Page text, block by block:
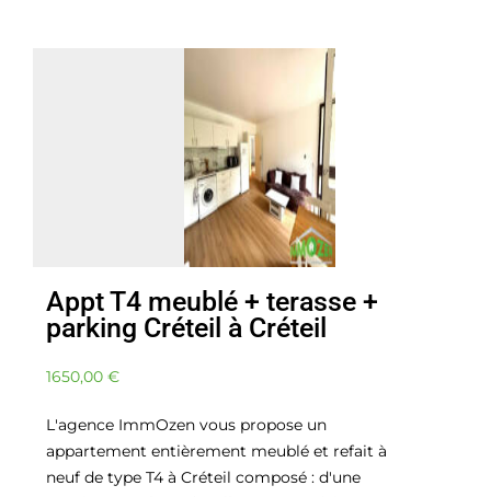
Appt T4 meublé + terasse +
parking Créteil à Créteil
1650,00 €
L'agence ImmOzen vous propose un
appartement entièrement meublé et refait à
neuf de type T4 à Créteil composé : d'une